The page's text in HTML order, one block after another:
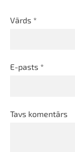
Vārds *
E-pasts *
Tavs komentārs